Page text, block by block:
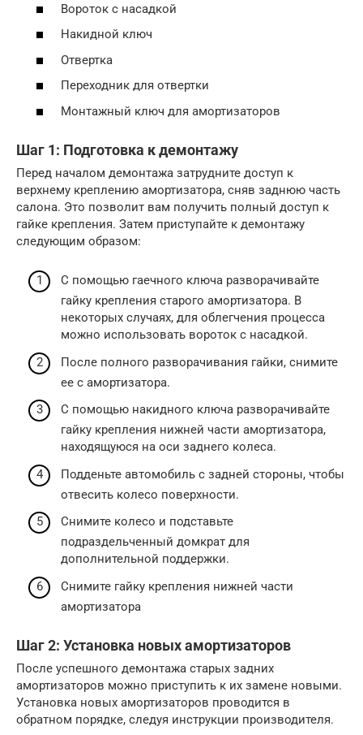
Вороток с насадкой
Накидной ключ
Отвертка
Переходник для отвертки
Монтажный ключ для амортизаторов
Шаг 1: Подготовка к демонтажу
Перед началом демонтажа затрудните доступ к
верхнему креплению амортизатора, сняв заднюю часть
салона. Это позволит вам получить полный доступ к
гайке крепления. Затем приступайте к демонтажу
следующим образом:
С помощью гаечного ключа разворачивайте
гайку крепления старого амортизатора. В
некоторых случаях, для облегчения процесса
можно использовать вороток с насадкой.
После полного разворачивания гайки, снимите
ее с амортизатора.
С помощью накидного ключа разворачивайте
гайку крепления нижней части амортизатора,
находящуюся на оси заднего колеса.
Подденьте автомобиль с задней стороны, чтобы
отвесить колесо поверхности.
Снимите колесо и подставьте
подраздельченный домкрат для
дополнительной поддержки.
Снимите гайку крепления нижней части
амортизатора
Шаг 2: Установка новых амортизаторов
После успешного демонтажа старых задних
амортизаторов можно приступить к их замене новыми.
Установка новых амортизаторов проводится в
обратном порядке, следуя инструкции производителя.